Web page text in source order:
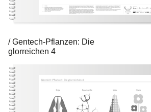
Gentech-Pflanzen: Die
glorreichen 4